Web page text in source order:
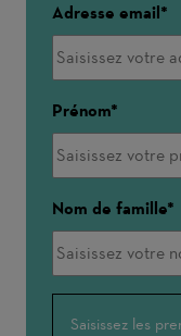
Adresse email
Prénom
Nom de famille
Interessé(e)
Saisissez les